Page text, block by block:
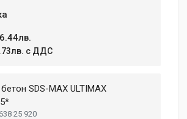
с ДДС
SDS-MAX ULTIMAX
25 920